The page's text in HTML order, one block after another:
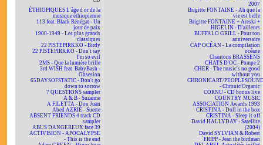
ÉTHIOPIQUES L'âge d'or de la
musique éthiopienne
113 feat. Black Rénégat - Un
jour de paix
1900-1949 - Les plus grands
classiques
22 PISTEPIRKKO - Birdy
22 PISTEPIRKKO - Don't say
I'm so evil
2MS - Que la lumière brille
3rd WISH feat. BabyBash -
Obsesion
65DAYSOFSTATIC - Don't go
down to sorrow
7 QUESTIONS sampler
A & B - Suzanne
A FILETTA - Don Juan
Abed AZRIÉ - Suerte
ABSENT FRIENDS 4 track CD
sampler
ABUS DANGEREUX face 39
ACTIVISION - APOCALYPSE
- This is the end
2007
Brigitte FONTAINE - Ah que la
vie est belle
Brigitte FONTAINE + Areski +
HIGELIN - D'ailleurs
BUFFALO GRILL - Pour ton
anniversaire
CAP OCÉAN - La compilation
océane
Chantons BRASSENS
CHATS D'OC - Pompe 2
CHER - The music's no good
without you
CHRONICART/
- Chronic'Organic
CORNU - CD bonus live
COUNTRY MUSIC
ASSOCIATION Awards 1993
CRISTINA - Doll in the box
CRISTINA - Sleep it off
David HALLYDAY - Satellite
(2004)
David SYLVIAN & Robert
FRIPP - Jean the birdman